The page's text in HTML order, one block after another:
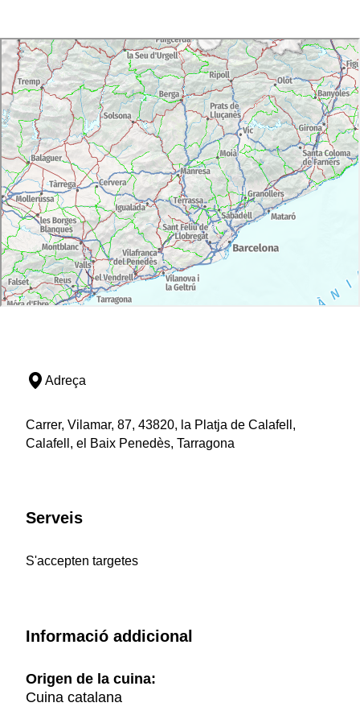
Adreça
Carrer, Vilamar, 87, 43820, la Platja de Calafell,
Calafell, el Baix Penedès, Tarragona
Serveis
S'accepten targetes
Informació addicional
Origen de la cuina:
Cuina catalana